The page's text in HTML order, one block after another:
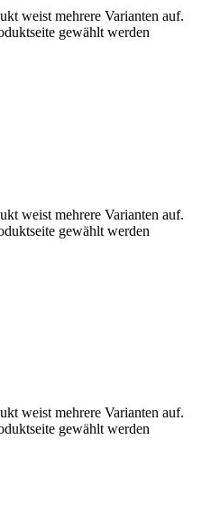
weist mehrere Varianten auf.
gewählt werden
weist mehrere Varianten auf.
gewählt werden
weist mehrere Varianten auf.
gewählt werden